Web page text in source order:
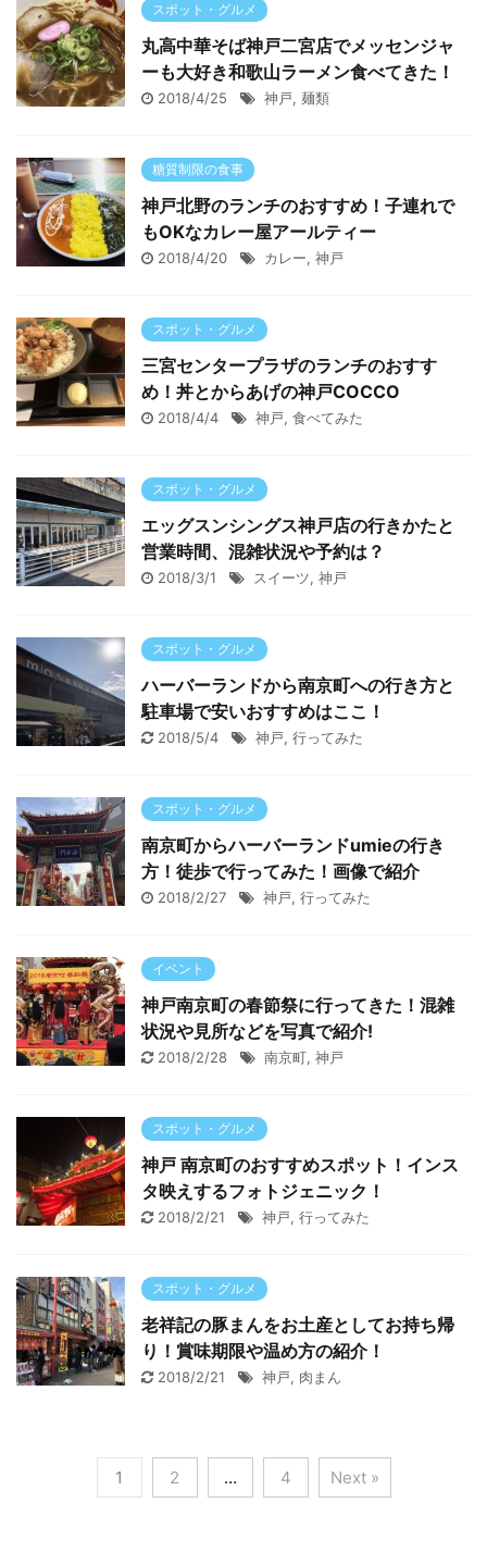
スポット・グルメ
丸高中華そば神戸二宮店でメッセンジャ
ーも大好き和歌山ラーメン食べてきた！
2018/4/25 神戸, 麺類
糖質制限の食事
神戸北野のランチのおすすめ！子連れで
もOKなカレー屋アールティー
2018/4/20 カレー, 神戸
スポット・グルメ
三宮センタープラザのランチのおすす
め！丼とからあげの神戸COCCO
2018/4/4 神戸, 食べてみた
スポット・グルメ
エッグスンシングス神戸店の行きかたと
営業時間、混雑状況や予約は？
2018/3/1 スイーツ, 神戸
スポット・グルメ
ハーバーランドから南京町への行き方と
駐車場で安いおすすめはここ！
2018/5/4 神戸, 行ってみた
スポット・グルメ
南京町からハーバーランドumieの行き
方！徒歩で行ってみた！画像で紹介
2018/2/27 神戸, 行ってみた
イベント
神戸南京町の春節祭に行ってきた！混雑
状況や見所などを写真で紹介!
2018/2/28 南京町, 神戸
スポット・グルメ
神戸 南京町のおすすめスポット！インス
タ映えするフォトジェニック！
2018/2/21 神戸, 行ってみた
スポット・グルメ
老祥記の豚まんをお土産としてお持ち帰
り！賞味期限や温め方の紹介！
2018/2/21 神戸, 肉まん
1 2 … 4 Next »